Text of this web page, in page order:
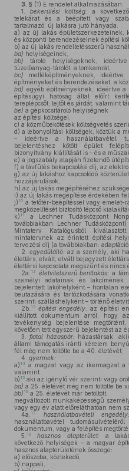
3. § (1) E rendelet alkalmazásában:
1.
bekerülési költség: a
telekárat és a beépített vagy
tartalmazó, új lakásra jutó hányada:
a) az új lakás épületszerkezeteinek,
és központi berendezéseinek építési
b) az új lakás rendeltetésszerű
ba) helyiségeinek,
bb) tároló helyiségeknek,
tüzelőanyag-tárolót, a lomkamrát,
bc) melléképítményeknek,
építményeket és berendezéseket, a
bd) egyéb építményeknek, ideértve
építésügyi hatóság által előírt
tereplépcsőt, lejtőt és járdát, valamint
be) a gépkocsitároló helyiségnek
az építési költségei,
c) a közműbekötések költségvetés
d) a lebonyolítási költségek, köztük a
– ideértve a használatbavétel
bejelentéshez kötött épület
bizonyítvány kiállítását is – és a
e) a jogszabály alapján fizetendő
f) a távfűtés bekapcsolási díj, az
g) az új lakáshoz kapcsolódó
hozzájárulások,
h) az új lakás megépítéséhez
i) az új lakás megépítése érdekében
j) 10 a tetőtér-beépítéssel vagy emelet-
megközelítését biztosító lépcső
k) 11
a Lechner Tudásközpont
továbbiakban: Lechner
Mintaterv Katalógusból
mintatervnek az érintett építési
tervezési díj (a továbbiakban:
2.
egyedülálló: az a személy, aki
élettárs, elvált, elvált bejegyzett
élettársi kapcsolata megszűnt és nincs
2a. 12 életvitelszerű bentlakás: a
személyi adatainak és lakcímének
bejelentett lakóhelyként – hontalan
beutazására és tartózkodására
szerinti szálláshelyként – történő
2b. 13 építési engedély: az építési
kiállított dokumentum arról, hogy
tevékenység bejelentése
követően tett egyszerű bejelentést az
3.
fiatal házaspár: házastársak,
állami támogatás iránti kérelem
fél még nem töltötte be a 40. életévét;
4. gyermek:
a) 14 a magzat vagy az ikermagzat a
valamint
b) 15 aki az igénylő vér szerinti vagy
ba) a 25. életévét még nem töltötte be
bb) 16 a 25. életévét már betöltött,
megváltozott munkaképességű
vagy egy év alatt előreláthatóan nem
4a. 17 használatbavételi
használatbavétel
dokumentum, vagy a felépítés
5. 18 hasznos alapterület: a
következő helyiségek – a magyar
hasznos alapterületének összege:
a) előszoba, közlekedő,
b) nappali,